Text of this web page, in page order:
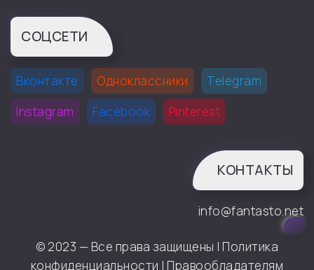
СОЦСЕТИ
Вконтакте Одноклассники
Telegram
Instagram
Facebook Pinterest
КОНТАКТЫ
info@fantasto.net
© 2023 — Все права защищены | Политика
конфиденциальности | Правообладателям